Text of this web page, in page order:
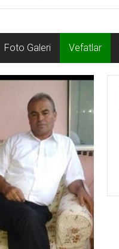
Foto Galeri Vefatlar